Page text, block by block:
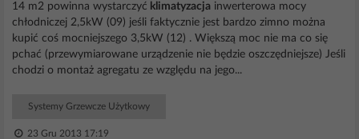
14 m2 powinna wystarczyć klimatyzacja inwerterowa mocy
chłodniczej 2,5kW (09) jeśli faktycznie jest bardzo zimno można
kupić coś mocniejszego 3,5kW (12) . Większą moc nie ma co się
pchać (przewymiarowane urządzenie nie będzie oszczędniejsze) Jeśli
chodzi o montaż agregatu ze względu na jego...
Systemy Grzewcze Użytkowy
23 Gru 2013 17:19